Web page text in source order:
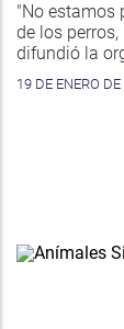
"No estamos
de los
difundió la
19 DE ENERO